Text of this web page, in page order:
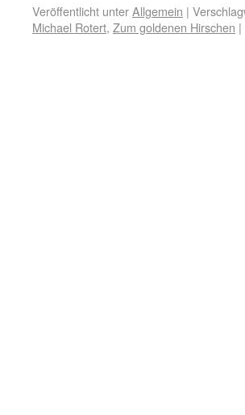
Veröffentlicht unterAllgemein |
Michael Rotert, Zum goldenen Hirschen |